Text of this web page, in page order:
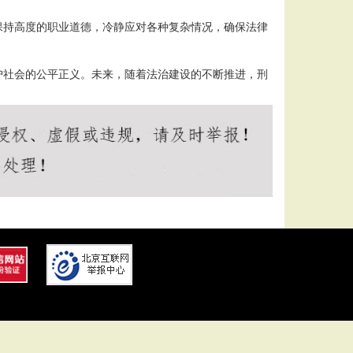
高度的职业道德，冷静应对各种复杂情况，确保法律
会的公平正义。未来，随着法治建设的不断推进，刑